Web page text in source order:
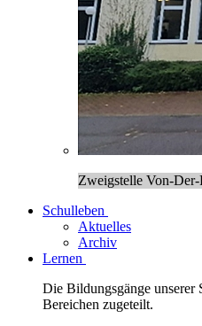
Zweigstelle Von-Der-
Schulleben
Aktuelles
Archiv
Lernen
Die Bildungsgänge unserer
Bereichen zugeteilt.